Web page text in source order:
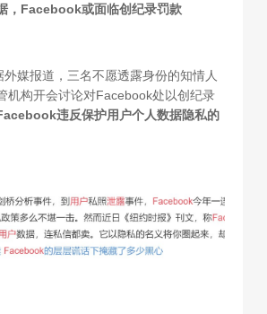
，Facebook或面临创纪录罚款
媒报道，三名不愿透露身份的知情人
机构开会讨论对Facebook处以创纪录
违反保护用户个人数据隐私的